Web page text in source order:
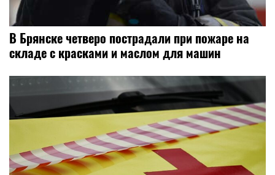
В Брянске четверо пострадали при пожаре на
складе с красками и маслом для машин